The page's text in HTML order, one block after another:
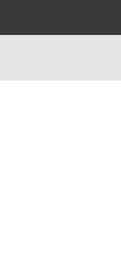
naar